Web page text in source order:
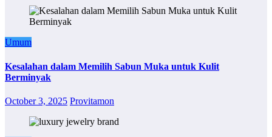
Umum
Kesalahan dalam Memilih Sabun Muka untuk Kulit
Berminyak
October 3, 2025 Provitamon